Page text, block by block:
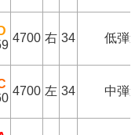
D
4700 右 34 低弾
4700 左 34 中弾